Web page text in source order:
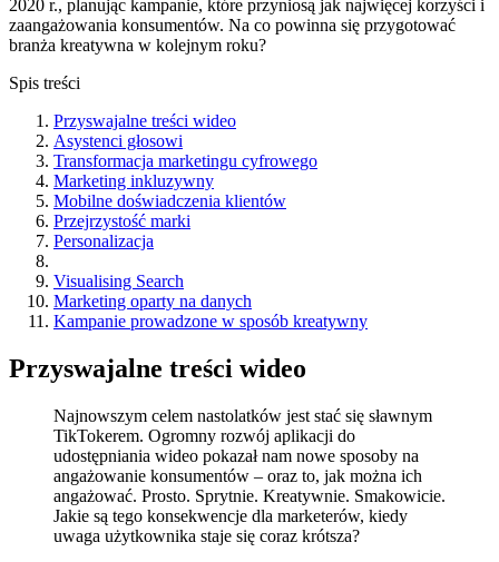
2020 r., planując kampanie, które przyniosą jak najwięcej korzyści i
zaangażowania konsumentów. Na co powinna się przygotować
branża kreatywna w kolejnym roku?
Spis treści
Przyswajalne treści wideo
Asystenci głosowi
Transformacja marketingu cyfrowego
Marketing inkluzywny
Mobilne doświadczenia klientów
Przejrzystość marki
Personalizacja
Visualising Search
Marketing oparty na danych
Kampanie prowadzone w sposób kreatywny
Przyswajalne treści wideo
Najnowszym celem nastolatków jest stać się sławnym
TikTokerem. Ogromny rozwój aplikacji do
udostępniania wideo pokazał nam nowe sposoby na
angażowanie konsumentów – oraz to, jak można ich
angażować. Prosto. Sprytnie. Kreatywnie. Smakowicie.
Jakie są tego konsekwencje dla marketerów, kiedy
uwaga użytkownika staje się coraz krótsza?